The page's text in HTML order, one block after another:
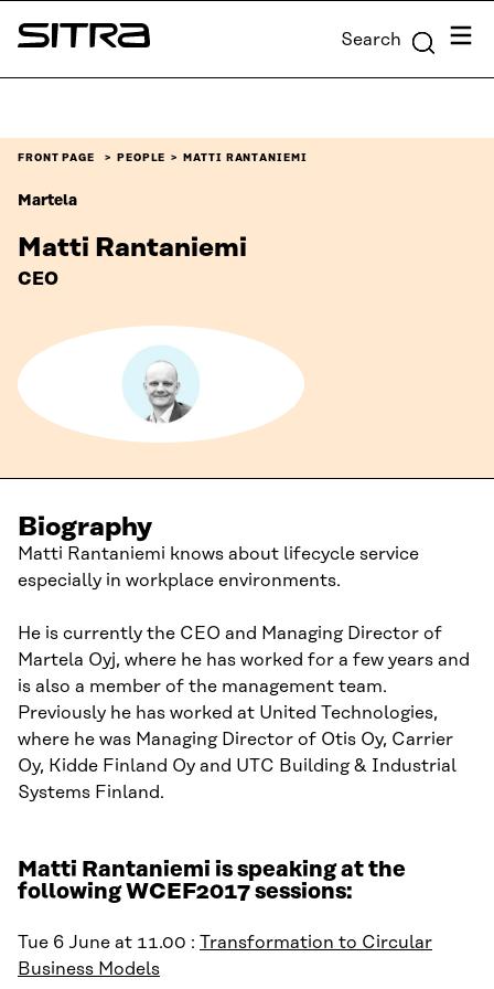
Skip to
content
Sitra Search Menu
FRONT PAGE PEOPLE MATTI RANTANIEMI
Martela
Matti Rantaniemi
CEO
Biography
Matti Rantaniemi knows about lifecycle service
especially in workplace environments.
He is currently the CEO and Managing Director of
Martela Oyj, where he has worked for a few years and
is also a member of the management team.
Previously he has worked at United Technologies,
where he was Managing Director of Otis Oy, Carrier
Oy, Kidde Finland Oy and UTC Building & Industrial
Systems Finland.
Matti Rantaniemi is speaking at the
following WCEF2017 sessions:
Tue 6 June at 11.00 : Transformation to Circular
Business Models